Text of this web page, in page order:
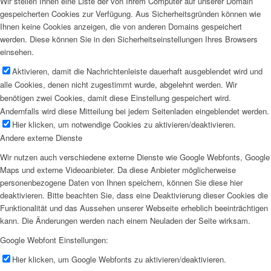
gespeicherten Cookies zur Verfügung. Aus Sicherheitsgründen können wie
Ihnen keine Cookies anzeigen, die von anderen Domains gespeichert
werden. Diese können Sie in den Sicherheitseinstellungen Ihres Browsers
einsehen.
Aktivieren, damit die Nachrichtenleiste dauerhaft ausgeblendet wird und
alle Cookies, denen nicht zugestimmt wurde, abgelehnt werden. Wir
benötigen zwei Cookies, damit diese Einstellung gespeichert wird.
Andernfalls wird diese Mitteilung bei jedem Seitenladen eingeblendet werden.
Hier klicken, um notwendige Cookies zu aktivieren/deaktivieren.
Andere externe Dienste
Wir nutzen auch verschiedene externe Dienste wie Google Webfonts, Google
Maps und externe Videoanbieter. Da diese Anbieter möglicherweise
personenbezogene Daten von Ihnen speichern, können Sie diese hier
deaktivieren. Bitte beachten Sie, dass eine Deaktivierung dieser Cookies die
Funktionalität und das Aussehen unserer Webseite erheblich beeinträchtigen
kann. Die Änderungen werden nach einem Neuladen der Seite wirksam.
Google Webfont Einstellungen:
Hier klicken, um Google Webfonts zu aktivieren/deaktivieren.